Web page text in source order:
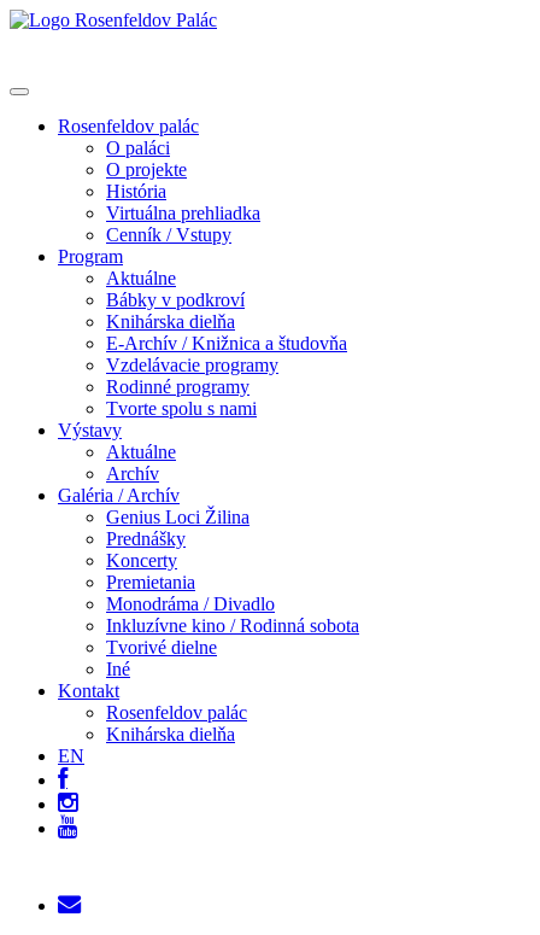
Rosenfeldov palác
O paláci
O projekte
História
Virtuálna prehliadka
Cenník / Vstupy
Program
Aktuálne
Bábky v podkroví
Knihárska dielňa
E-Archív / Knižnica a študovňa
Vzdelávacie programy
Rodinné programy
Tvorte spolu s nami
Výstavy
Aktuálne
Archív
Galéria / Archív
Genius Loci Žilina
Prednášky
Koncerty
Premietania
Monodráma / Divadlo
Inkluzívne kino / Rodinná sobota
Tvorivé dielne
Iné
Kontakt
Rosenfeldov palác
Knihárska dielňa
EN